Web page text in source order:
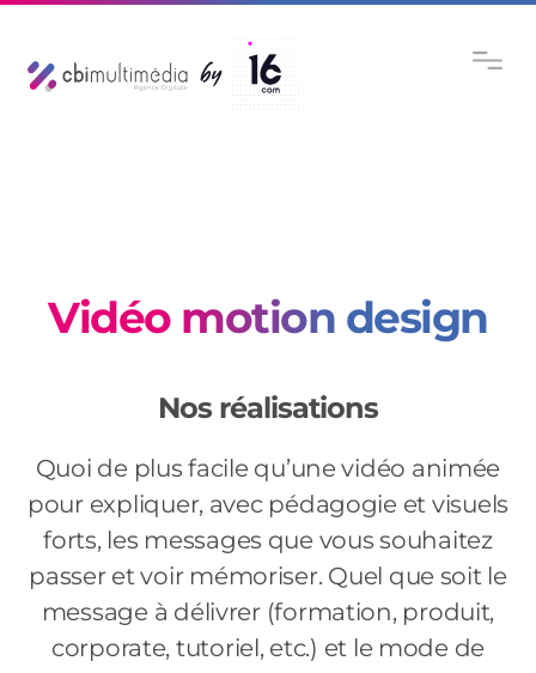
Vidéo motion design
Nos réalisations
Quoi de plus facile qu’une vidéo animée
pour expliquer, avec pédagogie et visuels
forts, les messages que vous souhaitez
passer et voir mémoriser. Quel que soit le
message à délivrer (formation, produit,
corporate, tutoriel, etc.) et le mode de